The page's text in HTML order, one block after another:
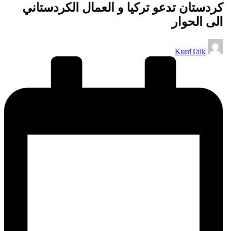
كردستان تدعو تركيا و العمال الكردستاني
الى الحوار
تمّ
النشرKurdTalk